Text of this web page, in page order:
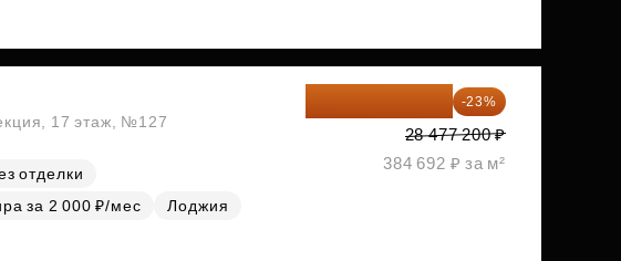
17 этаж, №127
отделки
за 2 000 ₽/мес
Лоджия
-23%
28 477 200 ₽
384 692 ₽ за м²